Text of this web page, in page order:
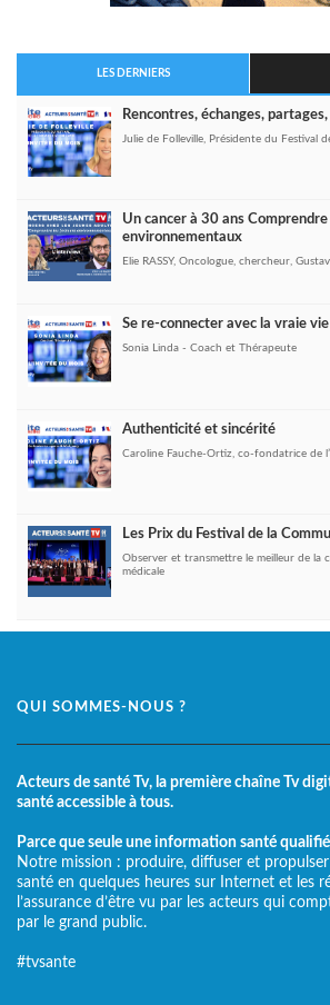
LES DERNIERS
Rencontres, échanges,
Julie de Folleville, Présidente du Festival
Un cancer à 30 ans
environnementaux
Elie RASSY, Oncologue, chercheur,
Se re-connecter avec la vraie vie
Sonia Linda - Coach et Thérapeute
Authenticité et sincérité
Caroline Fauche-Ortiz, co-fondatrice de
Les Prix du Festival de la
Observer et transmettre le meilleur de la
médicale
QUI SOMMES-NOUS ?
Acteurs de santé Tv, la première chaîne Tv
santé accessible à tous.
Parce que seule une information santé
Notre mission : produire, diffuser et
santé en quelques heures sur Internet et les
l’assurance d’être vu par les acteurs qui
par le grand public.
#tvsante